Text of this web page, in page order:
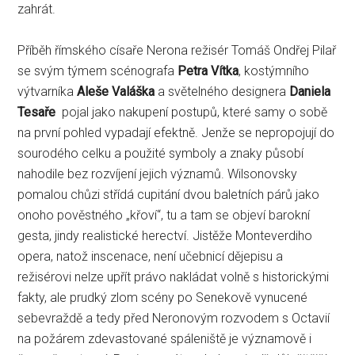
zahrát.
Příběh římského císaře Nerona režisér Tomáš Ondřej Pilař
se svým týmem scénografa Petra Vítka, kostýmního
výtvarníkaAleše Valáška a světelného designera Daniela
Tesaře pojal jako nakupení postupů, které samy o sobě
na první pohled vypadají efektně. Jenže se nepropojují do
sourodého celku a použité symboly a znaky působí
nahodile bez rozvíjení jejich významů. Wilsonovsky
pomalou chůzi střídá cupitání dvou baletních párů jako
onoho pověstného „křoví“, tu a tam se objeví barokní
gesta, jindy realistické herectví. Jistěže Monteverdiho
opera, natož inscenace, není učebnicí dějepisu a
režisérovi nelze upřít právo nakládat volně s historickými
fakty, ale prudký zlom scény po Senekově vynucené
sebevraždě a tedy před Neronovým rozvodem s Octavií
na požárem zdevastované spáleniště je významově i